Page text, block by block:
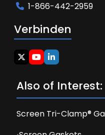
1-866-442-2959
Verbinden
Also of Interest:
Screen Tri-Clamp®